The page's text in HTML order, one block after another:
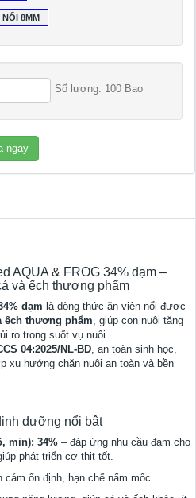
NỔI 8MM
Số lượng: 100 Bao
ngay
AQUA & FROG 34% đạm –
và ếch thương phẩm
đạm là dòng thức ăn viên nổi được
ếch thương phẩm, giúp con nuôi tăng
ro trong suốt vụ nuôi.
04:2025/NL-BD, an toàn sinh học,
xu hướng chăn nuôi an toàn và bền
dưỡng nổi bật
min): 34% – đáp ứng nhu cầu đạm cho
phát triển cơ thịt tốt.
cám ổn định, hạn chế nấm mốc.